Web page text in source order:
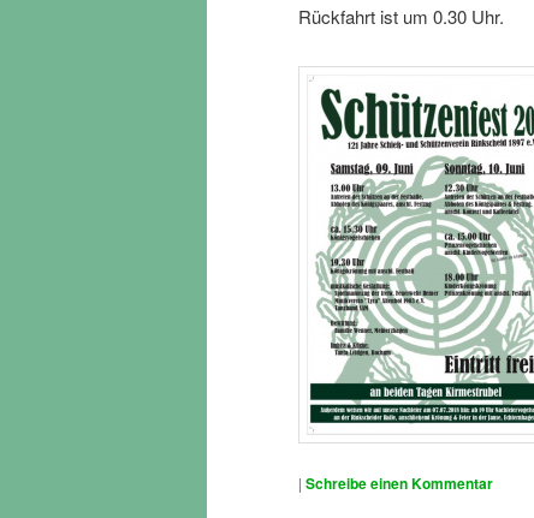
Rückfahrt ist um 0.30 Uhr.
| Schreibe einen Kommentar